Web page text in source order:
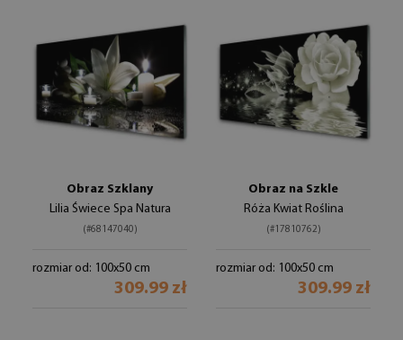
Obraz Szklany
Lilia Świece Spa Natura
(#68147040)
rozmiar od: 100x50 cm
309.99 zł
Obraz na Szkle
Róża Kwiat Roślina
(#17810762)
rozmiar od: 100x50 cm
309.99 zł